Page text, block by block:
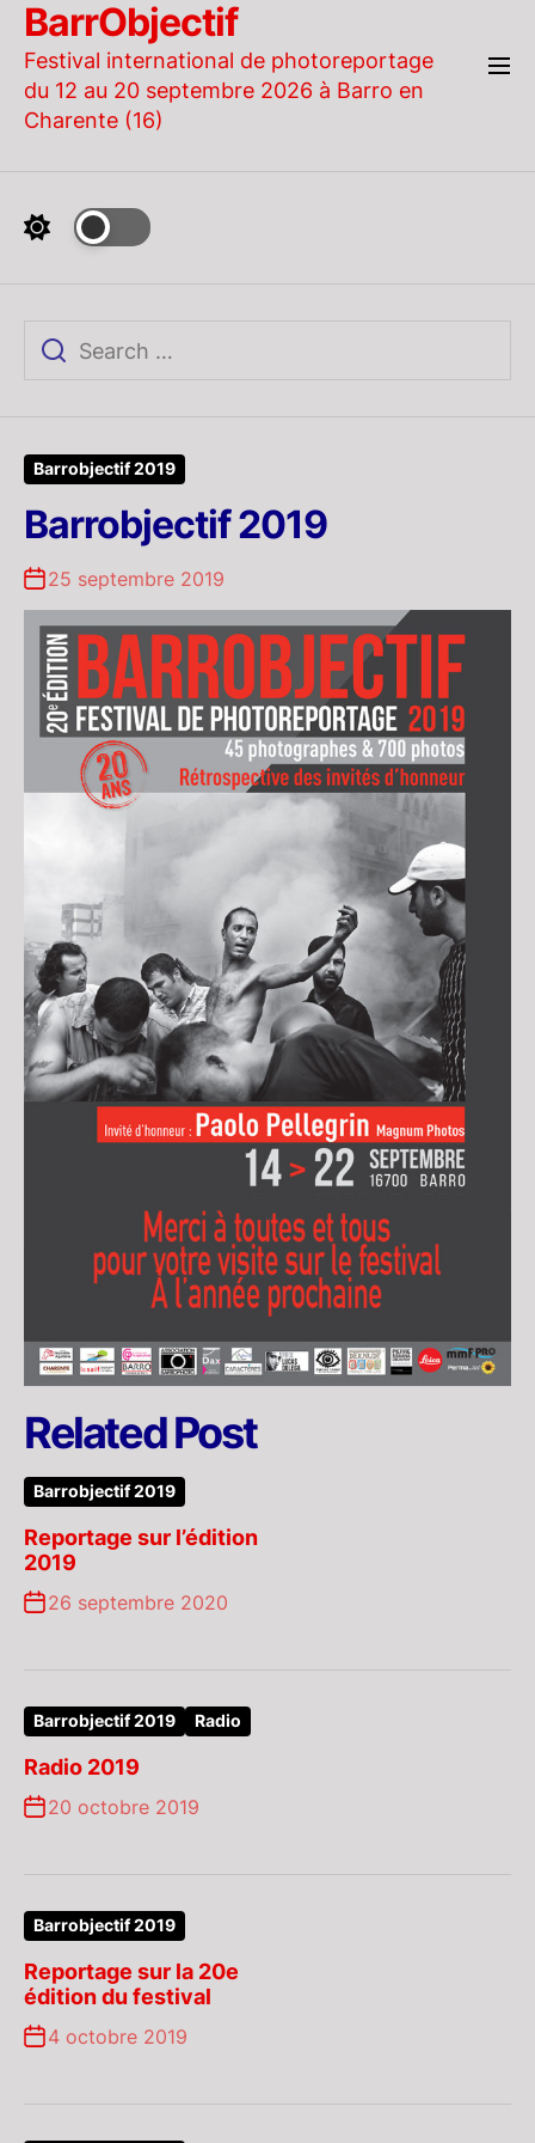
Skip
the
content
BarrObjectif
Festival international de photoreportage
du 12 au 20 septembre 2026 à Barro en
Charente (16)
Barrobjectif 2019
Barrobjectif 2019
25 septembre 2019
Related Post
Barrobjectif 2019
Reportage sur l’édition
2019
26 septembre 2020
Barrobjectif 2019 Radio
Radio 2019
20 octobre 2019
Barrobjectif 2019
Reportage sur la 20e
édition du festival
4 octobre 2019